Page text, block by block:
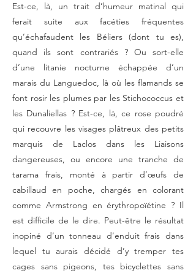
Est-ce, là, un trait d’humeur matinal qui
ferait suite aux facéties fréquentes
qu’échafaudent les Béliers (dont tu es),
quand ils sont contrariés ? Ou sort-elle
d’une litanie nocturne échappée d’un
marais du Languedoc, là où les flamands se
font rosir les plumes par les Stichococcus et
les Dunaliellas ? Est-ce, là, ce rose poudré
qui recouvre les visages plâtreux des petits
marquis de Laclos dans les Liaisons
dangereuses, ou encore une tranche de
tarama frais, monté à partir d’œufs de
cabillaud en poche, chargés en colorant
comme Armstrong en érythropoïétine ? Il
est difficile de le dire. Peut-être le résultat
inopiné d’un tonneau d’enduit frais dans
lequel tu aurais décidé d’y tremper tes
cages sans pigeons, tes bicyclettes sans